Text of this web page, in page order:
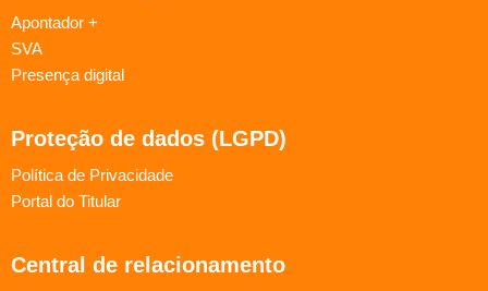
Apontador +
SVA
Presença digital
Proteção de dados (LGPD)
Política de Privacidade
Portal do Titular
Central de relacionamento